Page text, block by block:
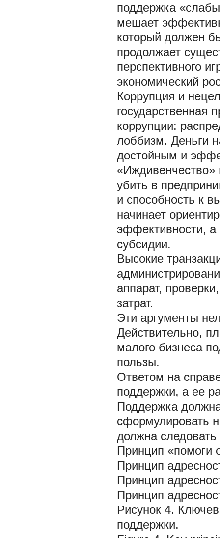
поддержка
мешает
который должен
продолжает
перспективного
экономический
Коррупция и
государственная
коррупции:
лоббизм. Деньги
достойным и
«Иждивенчество»
убить в
и способность к
начинает
эффективности, а
субсидии.
Высокие
аппарат,
затрат.
Эти аргументы
Действительно,
малого бизнеса
пользы.
Ответом на
поддержки, а ее
Поддержка
сформулировать
должна
Принцип «помоги
Принцип
Принцип
Принцип
Рисунок 4.
поддержки.